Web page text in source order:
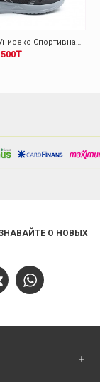
Оранжевый Унисекс Спортивная Обувь 140XA5310
О НОВЫХ